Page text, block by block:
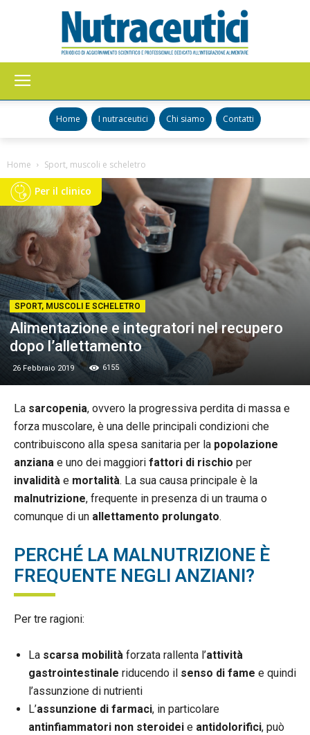
Home I nutraceutici Chi siamo Contatti
Home Sport, muscoli e scheletro
Per il clinico
SPORT, MUSCOLI E SCHELETRO
Alimentazione e integratori nel recupero
dopo l’allettamento
26 Febbraio 2019 6155
La sarcopenia, ovvero la progressiva perdita di massa e
forza muscolare, è una delle principali condizioni che
contribuiscono alla spesa sanitaria per la popolazione
anziana e uno dei maggiori fattori di rischio per
invalidità e mortalità. La sua causa principale è la
malnutrizione, frequente in presenza di un trauma o
comunque di un allettamento prolungato.
PERCHÉ LA MALNUTRIZIONE È
FREQUENTE NEGLI ANZIANI?
Per tre ragioni:
La scarsa mobilità forzata rallenta l’attività
gastrointestinale riducendo il senso di fame e quindi
l’assunzione di nutrienti
L’assunzione di farmaci, in particolare
antinfiammatori non steroidei e antidolorifici, può